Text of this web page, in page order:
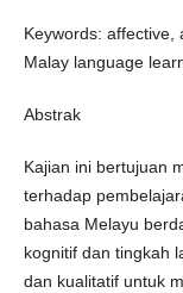
Keywords: affective,
Malay language
Abstrak
Kajian ini bertujuan
terhadap
bahasa Melayu
kognitif dan tingkah
dan kualitatif untuk